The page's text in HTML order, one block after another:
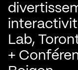
Lab,
+